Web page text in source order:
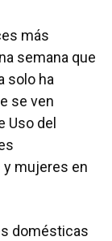
más
semana que
solo ha
se ven
Uso del
y mujeres en
domésticas